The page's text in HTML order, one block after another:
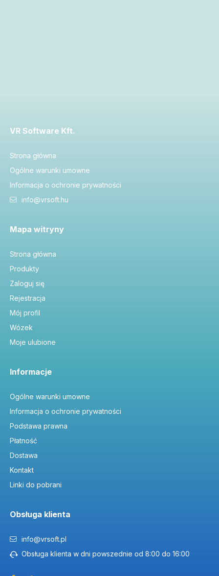
VR Software Kft.
Strona główna
Ogólne warunki umowne
Informacja o ochronie prywatności
info@vrsoft.hu
Mapa witryny
Strona główna
Produkty
Zaloguj się
Rejestracja
Mój profil
Wózek
Moje ulubione
Informacje
Ogólne warunki umowne
Informacja o ochronie prywatności
Podstawa prawna
Płatność
Dostawa
Kontakt
Linki do pobrani
Obsługa klienta
info@vrsoft.pl
Obsługa klienta w dni powszednie od 8:00 do 16:00